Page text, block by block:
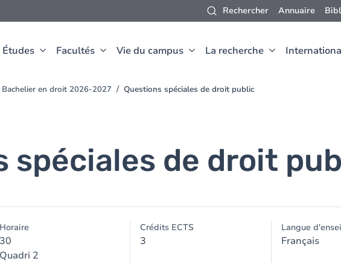
Rechercher Annuaire
Études Facultés Vie du campus La recherche
Bachelier en droit 2026-2027 Questions spéciales de droit public
spéciales de droit
Horaire
30
Quadri 2
Crédits ECTS
3
Langue
Français